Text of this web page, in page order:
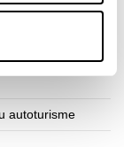
autoturisme